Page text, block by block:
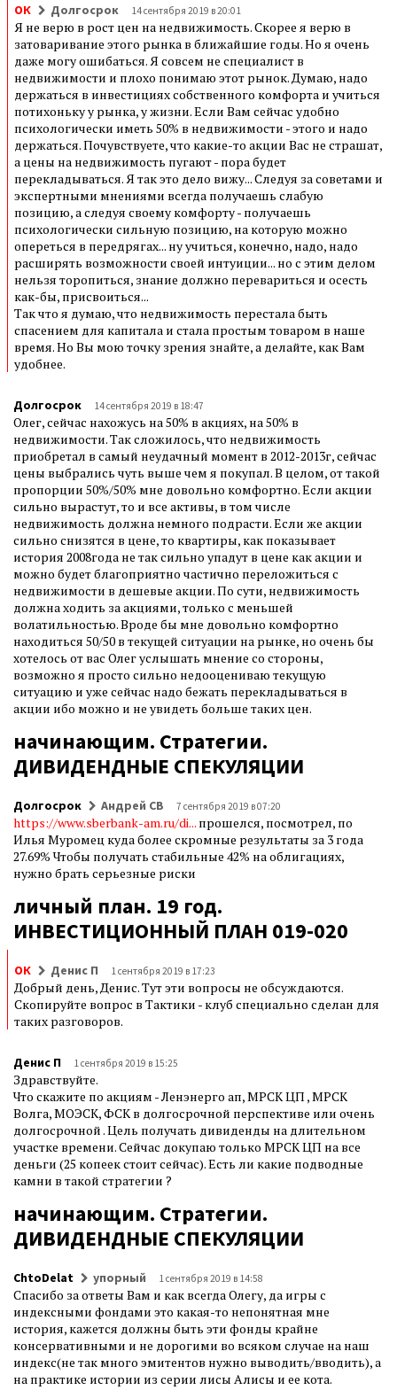
ОК Долгосрок 14 сентября 2019 в 20:01
Я не верю в рост цен на недвижимость. Скорее я верю в
затоваривание этого рынка в ближайшие годы. Но я очень
даже могу ошибаться. Я совсем не специалист в
недвижимости и плохо понимаю этот рынок. Думаю, надо
держаться в инвестициях собственного комфорта и учиться
потихоньку у рынка, у жизни. Если Вам сейчас удобно
психологически иметь 50% в недвижимости - этого и надо
держаться. Почувствуете, что какие-то акции Вас не страшат,
а цены на недвижимость пугают - пора будет
перекладываться. Я так это дело вижу... Следуя за советами и
экспертными мнениями всегда получаешь слабую
позицию, а следуя своему комфорту - получаешь
психологически сильную позицию, на которую можно
опереться в передрягах... ну учиться, конечно, надо, надо
расширять возможности своей интуиции... но с этим делом
нельзя торопиться, знание должно перевариться и осесть
как-бы, присвоиться...
Так что я думаю, что недвижимость перестала быть
спасением для капитала и стала простым товаром в наше
время. Но Вы мою точку зрения знайте, а делайте, как Вам
удобнее.
Долгосрок 14 сентября 2019 в 18:47
Олег, сейчас нахожусь на 50% в акциях, на 50% в
недвижимости. Так сложилось, что недвижимость
приобретал в самый неудачный момент в 2012-2013г, сейчас
цены выбрались чуть выше чем я покупал. В целом, от такой
пропорции 50%/50% мне довольно комфортно. Если акции
сильно вырастут, то и все активы, в том числе
недвижимость должна немного подрасти. Если же акции
сильно снизятся в цене, то квартиры, как показывает
история 2008года не так сильно упадут в цене как акции и
можно будет благоприятно частично переложиться с
недвижимости в дешевые акции. По сути, недвижимость
должна ходить за акциями, только с меньшей
волатильностью. Вроде бы мне довольно комфортно
находиться 50/50 в текущей ситуации на рынке, но очень бы
хотелось от вас Олег услышать мнение со стороны,
возможно я просто сильно недооцениваю текущую
ситуацию и уже сейчас надо бежать перекладываться в
акции ибо можно и не увидеть больше таких цен.
начинающим. Стратегии.
ДИВИДЕНДНЫЕ СПЕКУЛЯЦИИ
Долгосрок Андрей СВ 7 сентября 2019 в 07:20
https://www.sberbank-am.ru/di... прошелся, посмотрел, по
Илья Муромец куда более скромные результаты за 3 года
27.69% Чтобы получать стабильные 42% на облигациях,
нужно брать серьезные риски
личный план. 19 год.
ИНВЕСТИЦИОННЫЙ ПЛАН 019-020
ОК Денис П 1 сентября 2019 в 17:23
Добрый день, Денис. Тут эти вопросы не обсуждаются.
Скопируйте вопрос в Тактики - клуб специально сделан для
таких разговоров.
Денис П 1 сентября 2019 в 15:25
Здравствуйте.
Что скажите по акциям - Ленэнерго ап, МРСК ЦП , МРСК
Волга, МОЭСК, ФСК в долгосрочной перспективе или очень
долгосрочной . Цель получать дивиденды на длительном
участке времени. Сейчас докупаю только МРСК ЦП на все
деньги (25 копеек стоит сейчас). Есть ли какие подводные
камни в такой стратегии ?
начинающим. Стратегии.
ДИВИДЕНДНЫЕ СПЕКУЛЯЦИИ
ChtoDelat упорный 1 сентября 2019 в 14:58
Спасибо за ответы Вам и как всегда Олегу, да игры с
индексными фондами это какая-то непонятная мне
история, кажется должны быть эти фонды крайне
консервативными и не дорогими во всяком случае на наш
индекс(не так много эмитентов нужно выводить/вводить), а
на практике истории из серии лисы Алисы и ее кота.